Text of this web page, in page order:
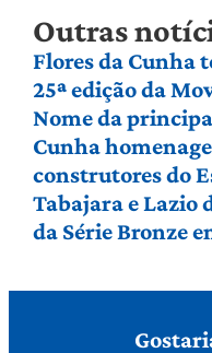
Outras
Flores da Cunha
25ª edição da
Nome da
Cunha
construtores do
Tabajara e
da Série Bronze